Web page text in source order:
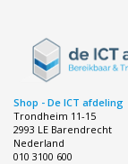
Shop - De ICT afdeling
Trondheim 11-15
2993 LE Barendrecht
Nederland
010 3100 600